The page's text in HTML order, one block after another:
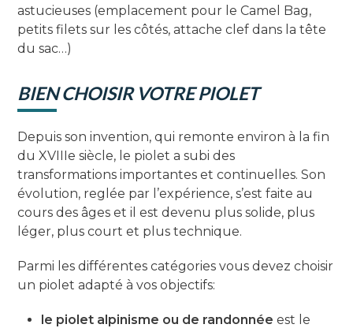
astucieuses (emplacement pour le Camel Bag,
petits filets sur les côtés, attache clef dans la tête
du sac…)
BIEN CHOISIR VOTRE PIOLET
Depuis son invention, qui remonte environ à la fin
du XVIIIe siècle, le piolet a subi des
transformations importantes et continuelles. Son
évolution, reglée par l’expérience, s’est faite au
cours des âges et il est devenu plus solide, plus
léger, plus court et plus technique.
Parmi les différentes catégories vous devez choisir
un piolet adapté à vos objectifs:
le piolet alpinisme ou de randonnée est le